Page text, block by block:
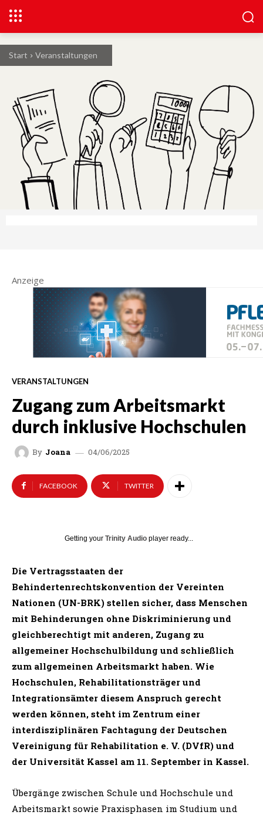
Start Veranstaltungen
Anzeige
VERANSTALTUNGEN
Zugang zum Arbeitsmarkt
durch inklusive Hochschulen
By Joana 04/06/2025
FACEBOOK TWITTER
Getting your Trinity Audio player ready...
Die Vertragsstaaten der
Behindertenrechtskonvention der Vereinten
Nationen (UN-BRK) stellen sicher, dass Menschen
mit Behinderungen ohne Diskriminierung und
gleichberechtigt mit anderen, Zugang zu
allgemeiner Hochschulbildung und schließlich
zum allgemeinen Arbeitsmarkt haben. Wie
Hochschulen, Rehabilitationsträger und
Integrationsämter diesem Anspruch gerecht
werden können, steht im Zentrum einer
interdisziplinären Fachtagung der Deutschen
Vereinigung für Rehabilitation e. V. (DVfR) und
der Universität Kassel am 11. September in Kassel.
Übergänge zwischen Schule und Hochschule und
Arbeitsmarkt sowie Praxisphasen im Studium und